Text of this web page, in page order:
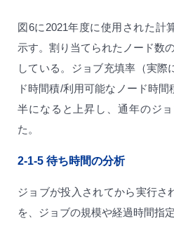
図6に2021年度に使用された計
示す。割り当てられたノード数
している。ジョブ充填率（実際
ド時間積/利用可能なノード時
半になると上昇し、通年のジ
た。
2-1-5 待ち時間の分析
ジョブが投入されてから実行さ
を、ジョブの規模や経過時間指